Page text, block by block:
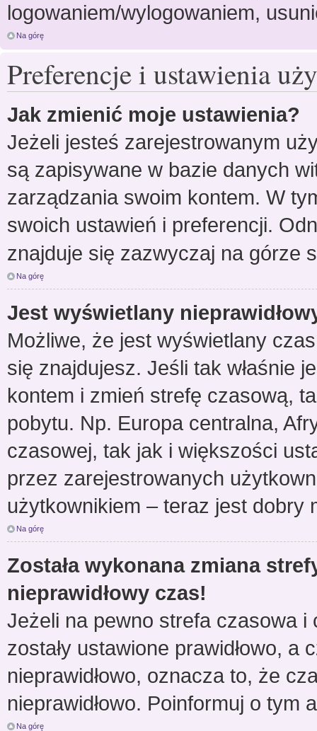
logowaniem/wylogowaniem,
Na górę
Preferencje i ustawienia
Jak zmienić moje ustawienia?
Jeżeli jesteś zarejestrowanym
są zapisywane w bazie danych
zarządzania swoim kontem. W
swoich ustawień i preferencji.
znajduje się zazwyczaj na górze
Na górę
Jest wyświetlany
Możliwe, że jest wyświetlany
się znajdujesz. Jeśli tak właśnie
kontem i zmień strefę czasową,
pobytu. Np. Europa centralna,
czasowej, tak jak i większości
przez zarejestrowanych
użytkownikiem – teraz jest dobry
Na górę
Została wykonana zmiana
nieprawidłowy czas!
Jeżeli na pewno strefa czasowa
zostały ustawione prawidłowo, a
nieprawidłowo, oznacza to, że
nieprawidłowo. Poinformuj o tym
Na górę